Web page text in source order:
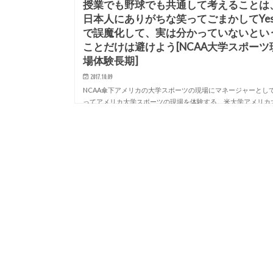
授業でも野球でも共通して考えることは、
日本人にありがちな笑ってごまかして
で誤魔化して、実は分かっていないとい
ことだけは避けよう[NCAA大学スポーツ
場体験長期]
2017.10.09
NCAA傘下アメリカの大学スポーツの現場にマネージャーとし
ってアメリカ大学スポーツの現場を体験する。米大学アメリカ